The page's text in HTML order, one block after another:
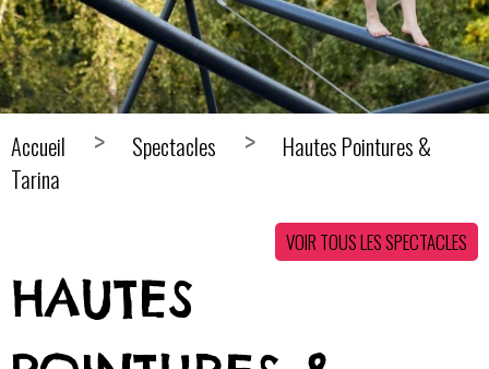
Accueil Spectacles
Hautes Pointures &
Tarina
VOIR TOUS LES SPECTACLES
HAUTES